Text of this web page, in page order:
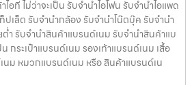
อที ไม่ว่าจะเป็น รับจำนำไอโฟน รับจำนำไอแพด
เล็ต รับจำนำกล้อง รับจำนำโน๊ตบุ๊ค รับจำนำ
ต่ำ รับจำนำสินค้าแบรนด์เนม รับจำนำสินค้าแบ
กระเป๋าแบรนด์เนม รองเท้าแบรนด์เนม เสื้อ
นม หมวกแบรนด์เนม หรือ สินค้าแบรนด์เน